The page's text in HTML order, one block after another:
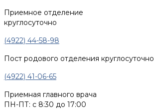
Приемное отделение
круглосуточно
(4922) 44-58-98
Пост родового отделения круглосуточно
(4922) 41-06-65
Приемная главного врача
ПН-ПТ: с 8:30 до 17:00